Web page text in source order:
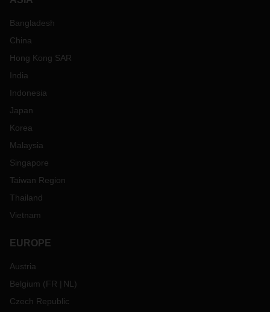
Bangladesh
China
Hong Kong SAR
India
Indonesia
Japan
Korea
Malaysia
Singapore
Taiwan Region
Thailand
Vietnam
EUROPE
Austria
Belgium (FR NL )
Czech Republic